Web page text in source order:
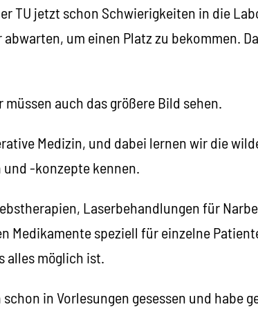
TU jetzt schon Schwierigkeiten in die
abwarten, um einen Platz zu bekommen.
müssen auch das größere Bild sehen.
Medizin, und dabei lernen wir die
-konzepte kennen.
Laserbehandlungen für
Medikamente speziell für einzelne
alles möglich ist.
in Vorlesungen gesessen und habe